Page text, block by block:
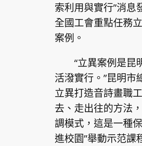
索利用與實行”消
全國工會重點任務
案例。
“立異案例是昆
活潑實行。”昆明
立異打造音詩畫職
去、走出往的方法
調模式，這是一種
進校園”舉動示范課